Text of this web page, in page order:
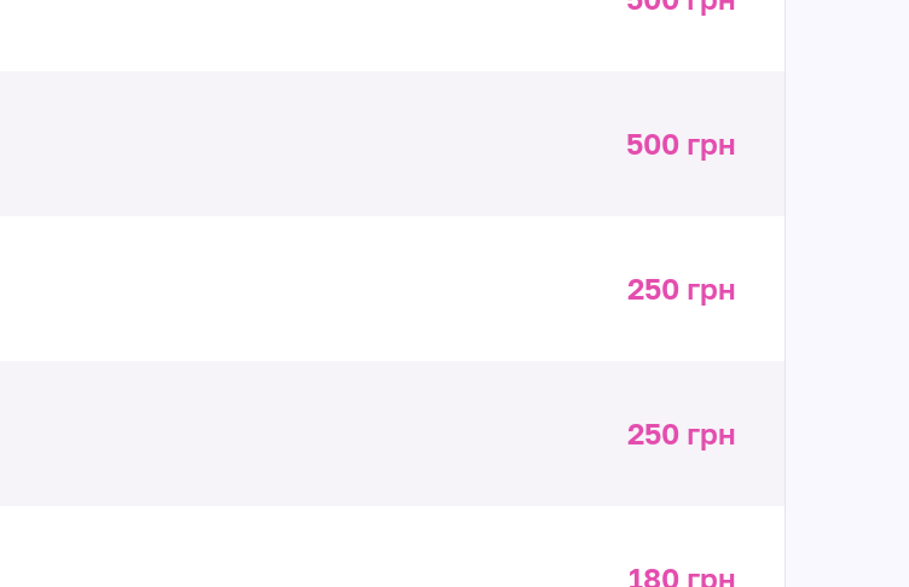
500 грн
250 грн
250 грн
180 грн